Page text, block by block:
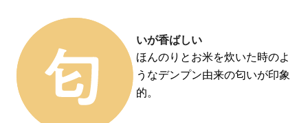
いが香ばしい
ほんのりとお米を炊いた時のよ
うなデンプン由来の匂いが印象
的。